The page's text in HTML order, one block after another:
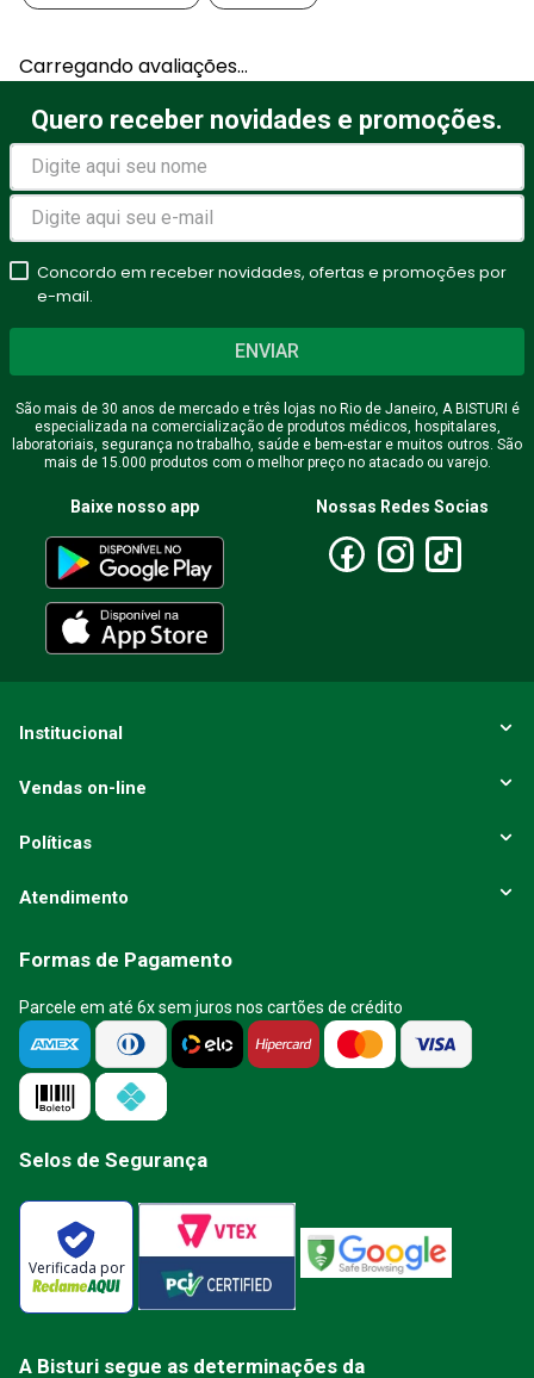
Carregando avaliações…
Quero receber novidades e promoções.
Concordo em receber novidades, ofertas e promoções por
e-mail.
ENVIAR
São mais de 30 anos de mercado e três lojas no Rio de Janeiro, A BISTURI é
especializada na comercialização de produtos médicos, hospitalares,
laboratoriais, segurança no trabalho, saúde e bem-estar e muitos outros. São
mais de 15.000 produtos com o melhor preço no atacado ou varejo.
Baixe nosso app Nossas Redes Socias
Institucional
Vendas on-line
Políticas
Atendimento
Formas de Pagamento
Parcele em até 6x sem juros nos cartões de crédito
Selos de Segurança
Verificada por
A Bisturi segue as determinações da